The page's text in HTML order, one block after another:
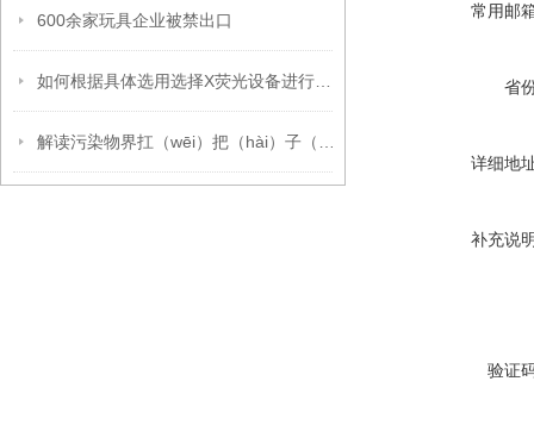
600余家玩具企业被禁出口 常用邮
省
详细地
补充说
验证